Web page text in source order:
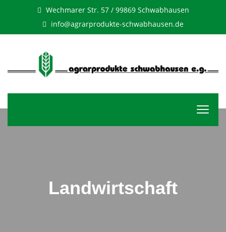
Wechmarer Str. 57 / 99869 Schwabhausen
info@agrarprodukte-schwabhausen.de
Landwirtschaft